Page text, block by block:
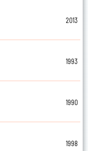
2013
1993
1990
1998